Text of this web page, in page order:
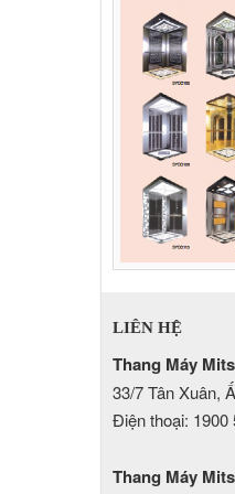
LIÊN HỆ
Thang Máy
33/7 Tân Xuân,
Điện thoại: 1900
Thang Máy